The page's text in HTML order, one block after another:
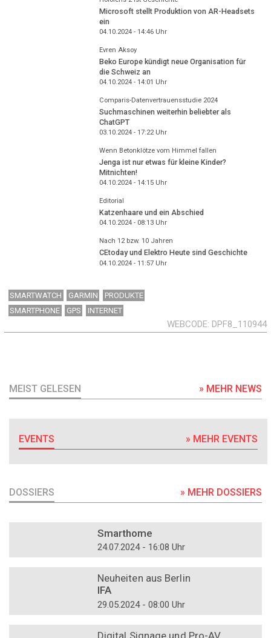
Microsoft stellt Produktion von AR-Headsets
ein
04.10.2024 - 14:46Uhr
Evren Aksoy
Beko Europe kündigt neue Organisation für
die Schweiz an
04.10.2024 - 14:01 Uhr
Comparis-Datenvertrauensstudie 2024
Suchmaschinen weiterhin beliebter als
ChatGPT
03.10.2024 - 17:22Uhr
Wenn Betonklötze vom Himmel fallen
Jenga ist nur etwas für kleine Kinder?
Mitnichten!
04.10.2024 - 14:15Uhr
Editorial
Katzenhaare und ein Abschied
04.10.2024 - 08:13Uhr
Nach 12 bzw. 10 Jahren
CEtoday und Elektro Heute sind Geschichte
04.10.2024 - 11:57Uhr
SMARTWATCH GARMIN
PRODUKTE
SMARTPHONE
GPS INTERNET
WEBCODE DPF8_110944
MEIST GELESEN » MEHR NEWS
EVENTS » MEHR EVENTS
DOSSIERS » MEHR DOSSIERS
Smarthome
24.07.2024 - 16:08 Uhr
Neuheiten aus Berlin
IFA
29.05.2024 - 08:00 Uhr
Digital Signage und Pro-AV